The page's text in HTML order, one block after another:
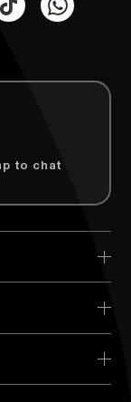
to chat